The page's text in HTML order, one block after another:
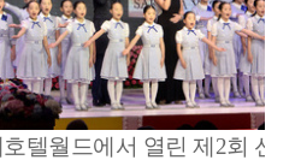
텔월드에서 열린 제2회 선